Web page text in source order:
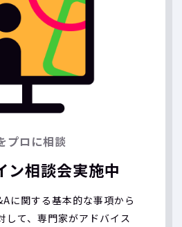
プロに相談
ン相談会実施中
に関する基本的な事項から
して、専門家がアドバイス